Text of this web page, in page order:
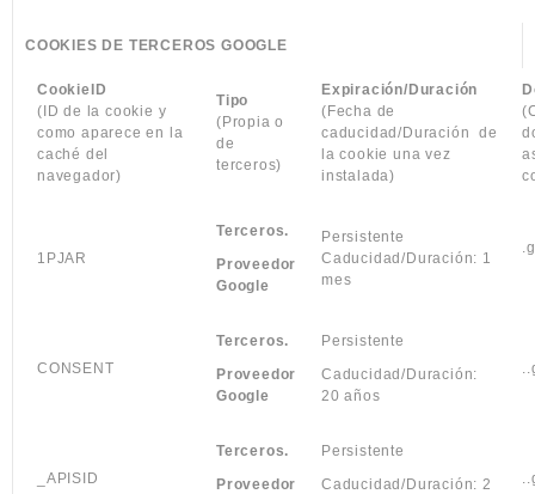
COOKIES DE TERCEROS GOOGLE
CookieID
(ID de la cookie y
como aparece en la
caché del
navegador)
Tipo
(Propia o
de
terceros)
Expiración/Duración
(Fecha de
caducidad/Duración
de
la cookie una vez
instalada)
1PJAR
Terceros.
Proveedor
Google
Persistente
Caducidad/Duración: 1
mes
CONSENT
Terceros.
Proveedor
Google
Persistente
Caducidad/Duración:
20 años
_APISID
Terceros.
Proveedor
Persistente
Caducidad/Duración: 2